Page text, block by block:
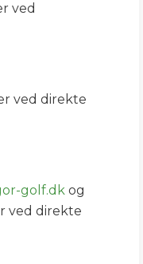
ved
ved direkte
golf.dk og
ved direkte